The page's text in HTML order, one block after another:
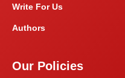
Write For Us
Authors
Our Policies